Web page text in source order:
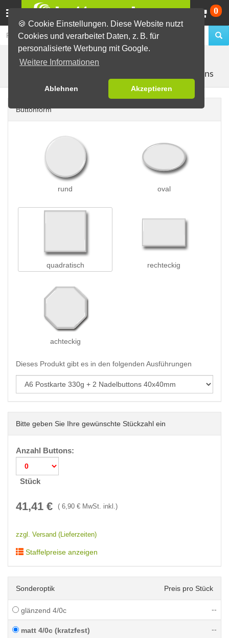
🍪 Cookie Einstellungen. Diese Website nutzt
Cookies und verarbeitet Daten, z. B. für
personalisierte Werbung mit Google.
Weitere Informationen
Ablehnen Akzeptieren
0
Buttons erstellen Buttons auf Karten
mit 2 Buttons
Buttonform
rund oval
quadratisch rechteckig
achteckig
Dieses Produkt gibt es in den folgenden Ausführungen
Bitte geben Sie Ihre gewünschte Stückzahl ein
Anzahl Buttons:
Stück
41,41 € ( 6,90 € MwSt. inkl.)
zzgl. Versand (Lieferzeiten)
Staffelpreise anzeigen
Sonderoptik Preis pro Stück
glänzend 4/0c --
matt 4/0c (kratzfest) --